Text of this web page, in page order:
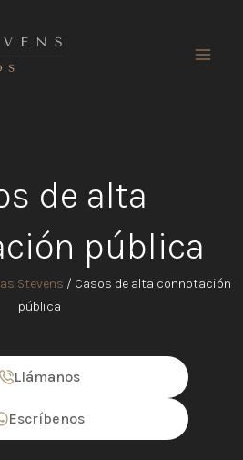
de alta
pública
Stevens / Casos de alta connotación
pública
Llámanos
Escríbenos